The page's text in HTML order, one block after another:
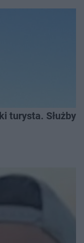
turysta. Służby